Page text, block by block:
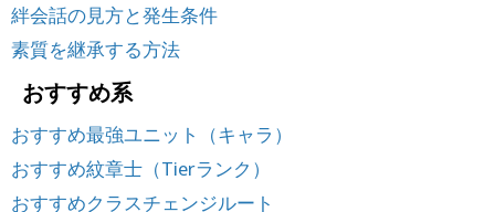
絆会話の見方と発生条件
素質を継承する方法
おすすめ系
おすすめ最強ユニット（キャラ）
おすすめ紋章士（Tierランク）
おすすめクラスチェンジルート